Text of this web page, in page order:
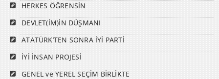
HERKES ÖĞRENSİN
DEVLET(İM)İN DÜŞMANI
ATATÜRK’TEN SONRA İYİ PARTİ
İYİ İNSAN PROJESİ
GENEL ve YEREL SEÇİM BİRLİKTE